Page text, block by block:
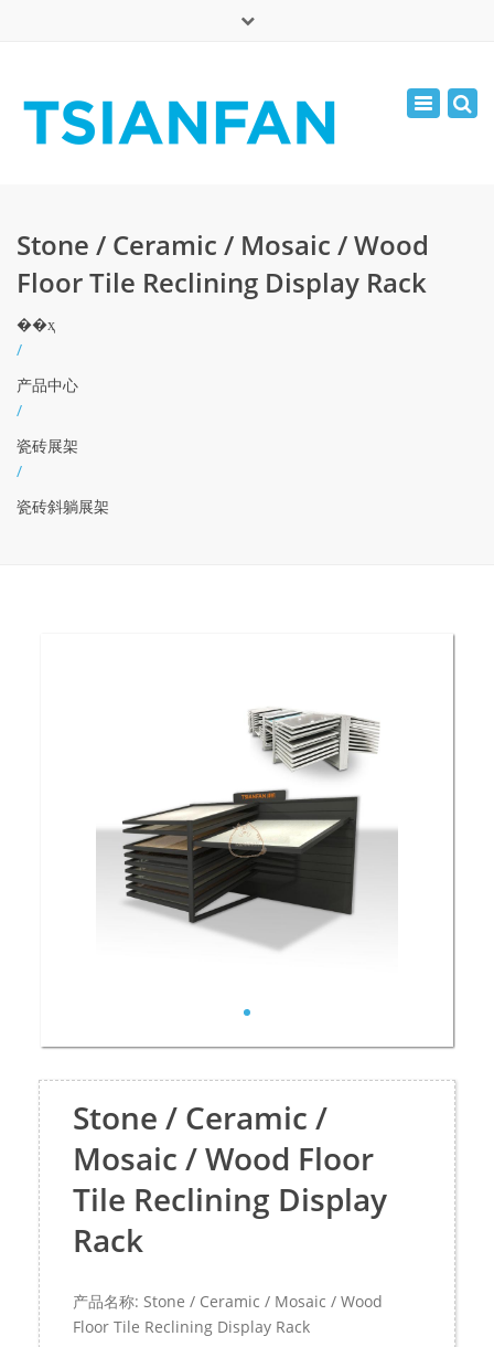
周一 - 周六: 7:00 - 17:00
Toggle
Stone / Ceramic / Mosaic / Wood
Floor Tile Reclining Display Rack
��ҳ
/
产品中心
/
瓷砖展架
/
瓷砖斜躺展架
Stone / Ceramic /
Mosaic / Wood Floor
Tile Reclining Display
Rack
产品名称: Stone / Ceramic / Mosaic / Wood
Floor Tile Reclining Display Rack